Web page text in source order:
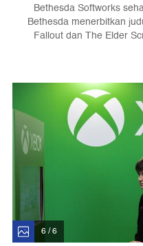
Bethesda Softworks
Bethesda menerbitkan
Fallout dan The Elder
6 / 6